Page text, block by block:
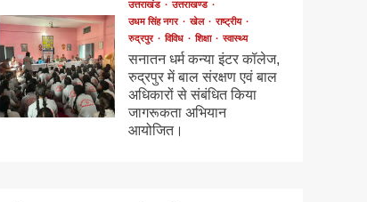
उत्तराखंड
उत्तराखण्ड
उधम सिंह नगर
खेल
राष्ट्रीय
रुद्रपुर
विविध शिक्षा स्वास्थ्य
सनातन धर्म कन्या इंटर कॉलेज,
रुद्रपुर में बाल संरक्षण एवं बाल
अधिकारों से संबंधित किया
जागरूकता अभियान
आयोजित।